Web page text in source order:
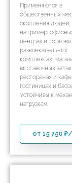
Применяются в
общественных
скопления людей,
например:
центрах и
развлекательных
комплексах,
выставочных залах,
ресторанах и кафе,
гостиницах и
Устойчивы к
нагрузкам.
от 15 750